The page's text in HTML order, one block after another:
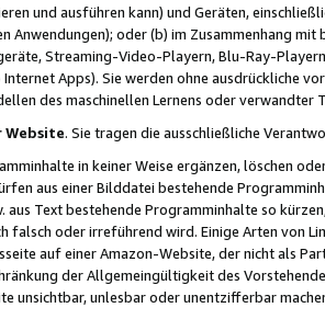
und ausführen kann) und Geräten,
Anwendungen); oder (b) im Zusammenhang
Streaming-Video-Playern, Blu-Ray-
Internet Apps). Sie werden ohne ausdrückliche
des maschinellen Lernens oder
Website. Sie tragen die ausschließliche
in keiner Weise ergänzen, löschen
aus einer Bilddatei bestehende
aus Text bestehende Programminhalte so
falsch oder irreführend wird. Einige Arten von
auf einer Amazon-Website, der nicht als
der Allgemeingültigkeit des
unsichtbar, unlesbar oder unentzifferbar